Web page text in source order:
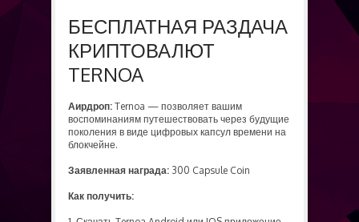
БЕСПЛАТНАЯ РАЗДАЧА
КРИПТОВАЛЮТ
TERNOA
Аирдроп: Ternoa — позволяет вашим
воспоминаниям путешествовать через будущие
поколения в виде цифровых капсул времени на
блокчейне.
Заявленная награда: 300 Capsule Coin
Как получить: